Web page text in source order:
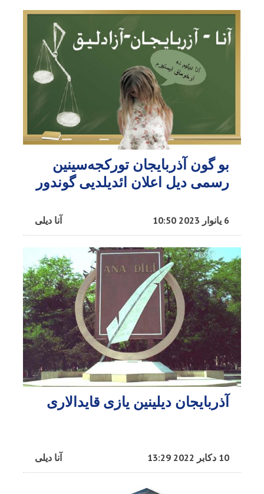
بو گون آذربایجان تورکجه‌سینین
رسمی دیل اعلان ائدیلدیی گوندور
آنا دیلی 6 یانوار 2023 10:50
آذربایجان دیلینین یازی قایدالاری
آنا دیلی 10 دکابر 2022 13:29